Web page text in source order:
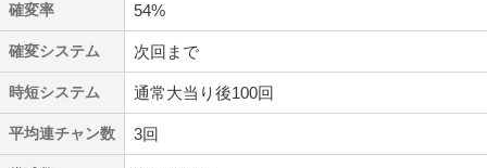
確変率 54%
確変システム 次回まで
時短システム 通常大当り後100回
平均連チャン数 3回